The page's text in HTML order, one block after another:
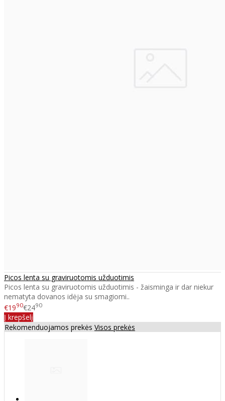
Picos lenta su graviruotomis užduotimis
Picos lenta su graviruotomis užduotimis - žaisminga ir dar niekur
nematyta dovanos idėja su smagiomi..
€1990€2490
Į krepšelį
Rekomenduojamos prekės Visos prekės